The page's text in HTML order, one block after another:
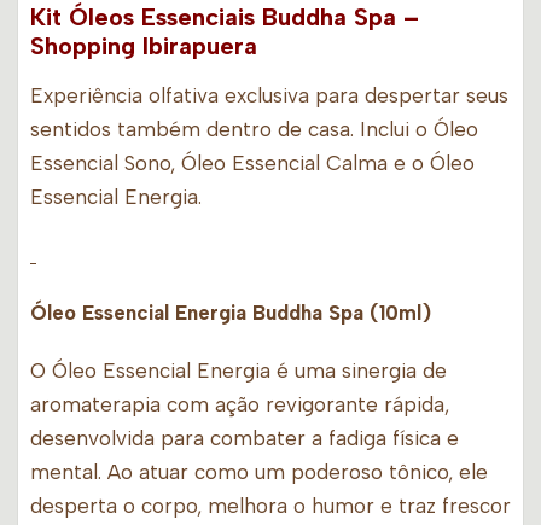
Kit Óleos Essenciais Buddha Spa –
Shopping Ibirapuera
Experiência olfativa exclusiva para despertar seus
sentidos também dentro de casa. Inclui o Óleo
Essencial Sono, Óleo Essencial Calma e o Óleo
Essencial Energia.
Óleo Essencial Energia Buddha Spa (10ml)
O Óleo Essencial Energia é uma sinergia de
aromaterapia com ação revigorante rápida,
desenvolvida para combater a fadiga física e
mental. Ao atuar como um poderoso tônico, ele
desperta o corpo, melhora o humor e traz frescor